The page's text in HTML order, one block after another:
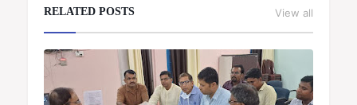
RELATED POSTS View all